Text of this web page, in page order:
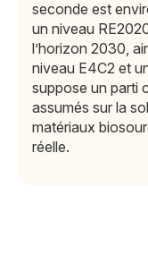
seconde est
un niveau
l’horizon 2030,
niveau E4C2 et
suppose un parti
assumés sur la
matériaux
réelle.